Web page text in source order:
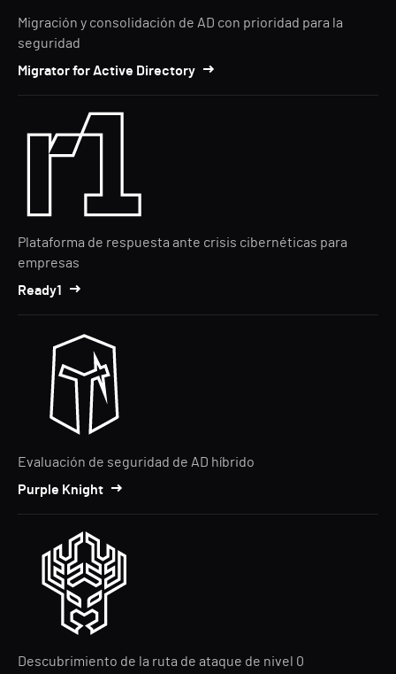
Migración y consolidación de AD con prioridad para la
seguridad
Migrator for Active Directory
Plataforma de respuesta ante crisis cibernéticas para
empresas
Ready1
Evaluación de seguridad de AD híbrido
Purple Knight
Descubrimiento de la ruta de ataque de nivel 0